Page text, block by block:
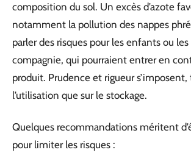
composition du sol. Un excès d’azote
notamment la pollution des nappes
parler des risques pour les enfants ou
compagnie, qui pourraient entrer en
produit. Prudence et rigueur s’imposent,
l’utilisation que sur le stockage.
Quelques recommandations méritent
pour limiter les risques :